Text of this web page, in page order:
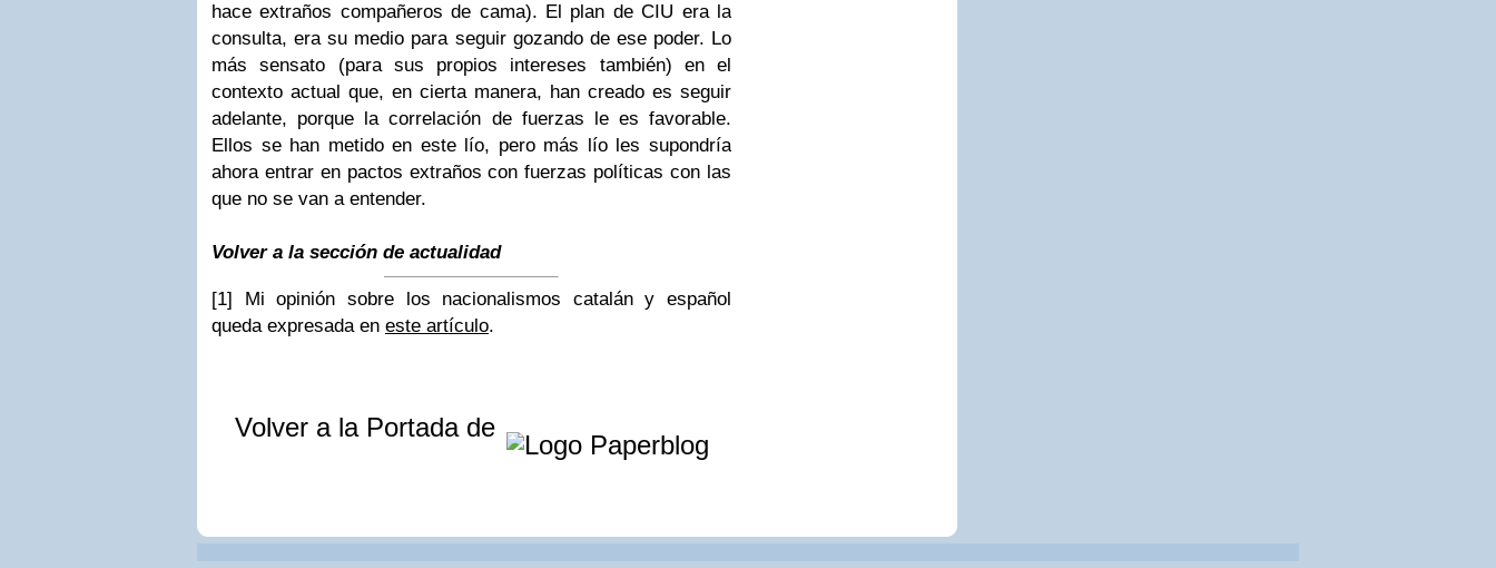
hace extraños compañeros de cama). El plan de CIU era la
consulta, era su medio para seguir gozando de ese poder. Lo
más sensato (para sus propios intereses también) en el
contexto actual que, en cierta manera, han creado es seguir
adelante, porque la correlación de fuerzas le es favorable.
Ellos se han metido en este lío, pero más lío les supondría
ahora entrar en pactos extraños con fuerzas políticas con las
que no se van a entender.
Volver a la sección de actualidad
[1]
Mi opinión sobre los nacionalismos catalán y español
queda expresada en este artículo.
Volver a la Portada de